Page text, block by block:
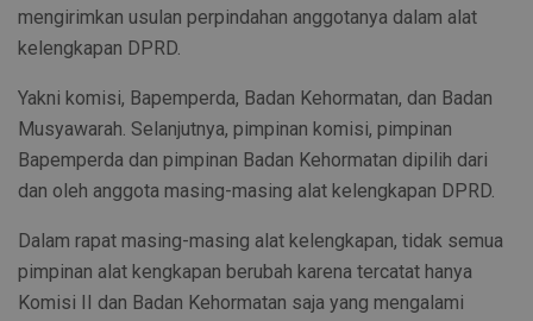
mengirimkan usulan perpindahan anggotanya dalam alat
kelengkapan DPRD.
Yakni komisi, Bapemperda, Badan Kehormatan, dan Badan
Musyawarah. Selanjutnya, pimpinan komisi, pimpinan
Bapemperda dan pimpinan Badan Kehormatan dipilih dari
dan oleh anggota masing-masing alat kelengkapan DPRD.
Dalam rapat masing-masing alat kelengkapan, tidak semua
pimpinan alat kengkapan berubah karena tercatat hanya
Komisi II dan Badan Kehormatan saja yang mengalami